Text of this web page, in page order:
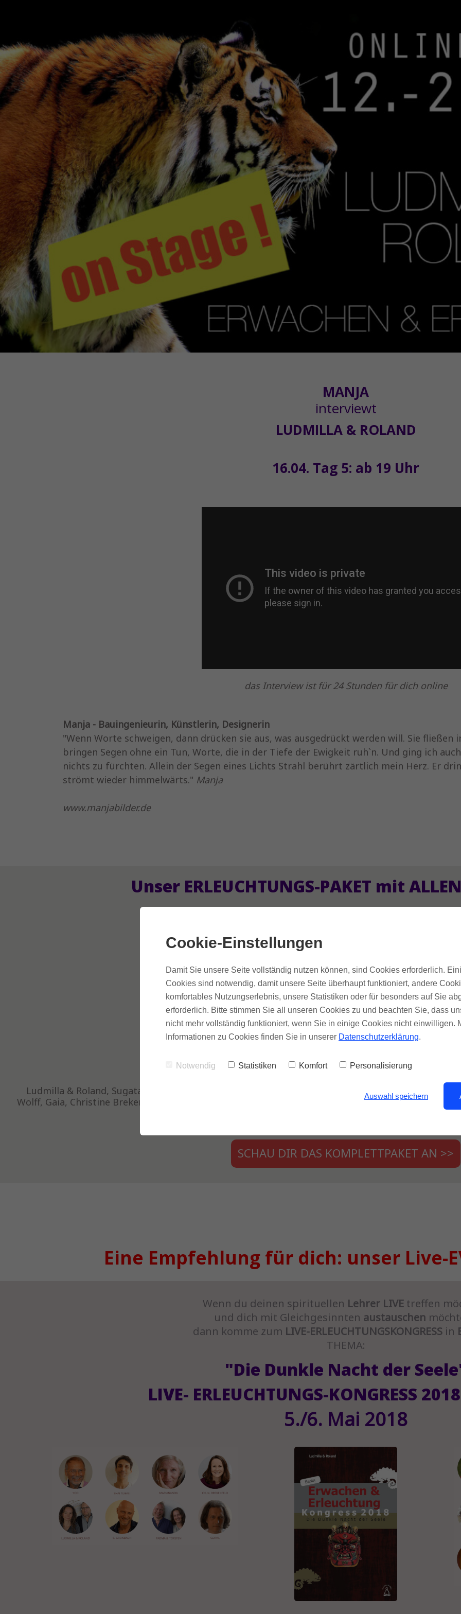
MANJA
interviewt
LUDMILLA & ROLAND
16.04. Tag 5: ab 19 Uhr
das Interview ist für 24 Stunden für dich online
Manja - Bauingenieurin, Künstlerin, Designerin
"Wenn Worte schweigen, dann drücken sie aus, was ausgedrückt werden will. Sie fließen
bringen Segen ohne ein Tun, Worte, die in der Tiefe der Ewigkeit ruh`n. Und ging ich
nichts zu fürchten. Allein der Segen eines Lichts Strahl berührt zärtlich mein Herz. Er
strömt wieder himmelwärts." Manja
www.manjabilder.de
Unser ERLEUCHTUNGS-PAKET mit
DIE
mit
Ludmilla & Roland, Sugata Wolf Schneider, Sebastian Gronbach, Christian Meyer, Marta Soreia,
Wolff, Gaia, Christine Brekenfeld, Aktu, Sarla, Heinz Krug, Gerhard Schrabal, Christina & Hannes
SCHAU DIR DAS KOMPLETTPAKET AN >>
Eine Empfehlung für dich: unser Live-
Wenn du deinen spirituellen Lehrer LIVEtreffen
und dich mit Gleichgesinnten austauschen
dann komme zum LIVE-ERLEUCHTUNGSKONGRESS in
THEMA:
"Die Dunkle Nacht der
LIVE- ERLEUCHTUNGS-KONGRESS
5./6. Mai 2018
Cookie-Einstellungen
Damit Sie unsere Seite vollständig nutzen können, sind Cookies erforderlich.
Cookies sind notwendig, damit unsere Seite überhaupt funktioniert, andere
komfortables Nutzungserlebnis, unsere Statistiken oder für besonders auf Sie
erforderlich. Bitte stimmen Sie all unseren Cookies zu und beachten Sie, dass
nicht mehr vollständig funktioniert, wenn Sie in einige Cookies nicht einwilligen.
Informationen zu Cookies finden Sie in unserer Datenschutzerklärung.
Notwendig Statistiken Komfort Personalisierung
Auswahl speichern